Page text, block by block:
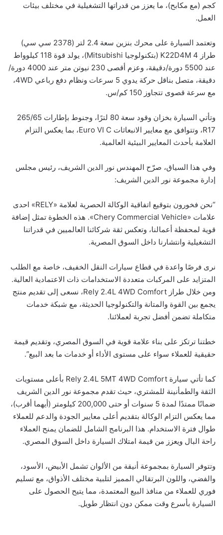
كجم (مع مكابح)، ما يعزز من قدراتها التشغيلية في مختلف بيئات
العمل.
وتعتمد السيارة على محرك بنزين سعة 2.4 لتر (2378 سي سي)
طراز 4 K22D4M (بتكنولوجيا Mitsubishi)، يولد قوة 118 كيلوواط
عند 5500 دورة/دقيقة، وعزم أقصى 230 نيوتن متر عند 4000 دورة/
دقيقة، متصل بناقل حركة يدوي 5 سرعات ونظام دفع رباعي 4WD،
مع سرعة قصوى تتجاوز 150 كم/س.
وتأتي السيارة بخزان وقود سعة 80 لترًا، وجنوط بإطارات 265/65
R17، وتتوافق مع معايير الانبعاثات Euro VI C، بما يعكس التزام
العلامة بأحدث المعايير البيئية العالمية.
وفي هذا السياق، صرّح المهندس نور الدين الشريف، رئيس مجلس
إدارة مجموعة نور الدين الشريف:
“نحن فخورون بتوقيع اتفاقية الوكالة الحصرية لعلامة «RELY» احدى
علامات «Chery Commercial Vehicle». هذه الخطوة تمثل إضافة
قوية لمحفظة أعمالنا، وتعكس ثقة شركائنا العالميين في قدراتنا
التشغيلية وانتشارنا داخل السوق المصرية.
نرى فرصًا واعدة في قطاع سيارات النقل الخفيف، خاصة مع الطلب
المتزايد على المركبات متعددة الاستخدامات ذات الاعتمادية العالية.
ومن خلال طراز Rely 2.4L 4WD Comfort، نسعى إلى تقديم منتج
يجمع بين القوة والمتانة والتكنولوجيا الحديثة، مع شبكة خدمات
متكاملة تضمن أفضل تجربة لعملائنا.
خطتنا ترتكز على بناء علامة قوية في السوق المصري، وتقديم قيمة
حقيقية للعملاء سواء على مستوى الأداء أو خدمات ما بعد البيع”.
كما تأتي سيارة Rely 2.4L 5MT 4WD Comfort بأعلى مستويات
الثقة والطمأنينة للمشتري، حيث تقدم مجموعة نور الدين الشريف
ضمانًا ممتدًا لمدة 5 سنوات أو حتى 200,000 كيلومتر (أيهما أقرب)،
مما يعكس التزام الوكالة بتقديم أعلى معايير الجودة والدعم للعملاء
طوال فترة الاستخدام. هذا البرنامج الشامل للضمان يمنح العملاء
راحة البال ويعزز من قيمة امتلاك السيارة داخل السوق المصري.
وتتوفر السيارة بمجموعة أنيقة من الألوان تشمل الأبيض، الأسود،
والفضي، واللون البرتقالي المميز لتلبية مختلف الأذواق، مع تسليم
فوري للعملاء من منافذ البيع المعتمدة، مما يتيح الحصول على
السيارة بأسرع وقت ممكن دون انتظار طويل.